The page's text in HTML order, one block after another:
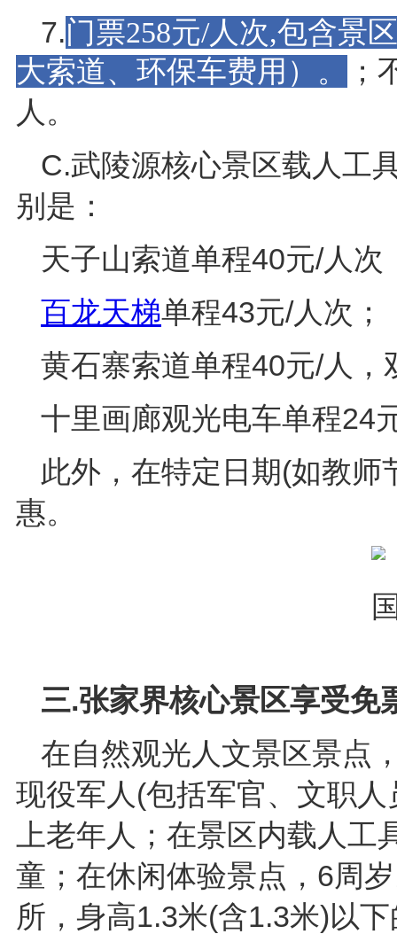
7.门票258元/人次,包含景
大索道、环保车费用）。
；
人。
C.武陵源核心景区载人工
别是：
天子山索道单程40元/人次
百龙天梯单程43元/人次；
黄石寨索道单程40元/人，
十里画廊观光电车单程24
此外，在特定日期(如教
惠。
三.张家界核心景区享受免
在自然观光人文景区景点
现役军人(包括军官、文职
上老年人；在景区内载人
童；在休闲体验景点，6周
所，身高1.3米(含1.3米)以